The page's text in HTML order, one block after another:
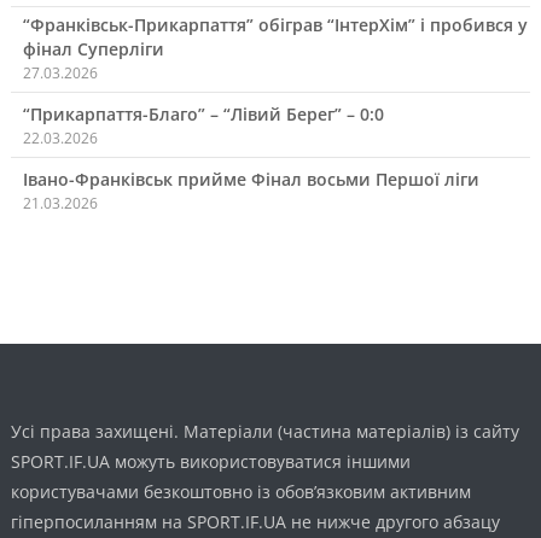
“Франківськ-Прикарпаття” обіграв “ІнтерХім” і пробився у
фінал Суперліги
27.03.2026
“Прикарпаття-Благо” – “Лівий Берег” – 0:0
22.03.2026
Івано-Франківськ прийме Фінал восьми Першої ліги
21.03.2026
Усі права захищені. Матеріали (частина матеріалів) із сайту
SPORT.IF.UA можуть використовуватися іншими
користувачами безкоштовно із обов’язковим активним
гіперпосиланням на SPORT.IF.UA не нижче другого абзацу